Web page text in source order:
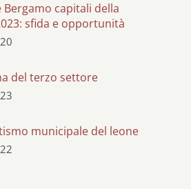
Bergamo capitali della
sfida e opportunità
del terzo settore
municipale del leone